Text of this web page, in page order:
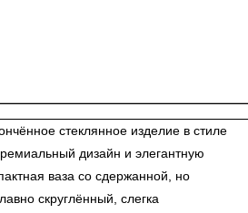
стеклянное изделие в стиле
дизайн и элегантную
ваза со сдержанной, но
скруглённый, слегка